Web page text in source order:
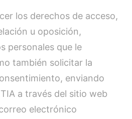
los derechos de acceso,
u oposición,
personales que le
también solicitar la
enviando
a través del sitio web
electrónico